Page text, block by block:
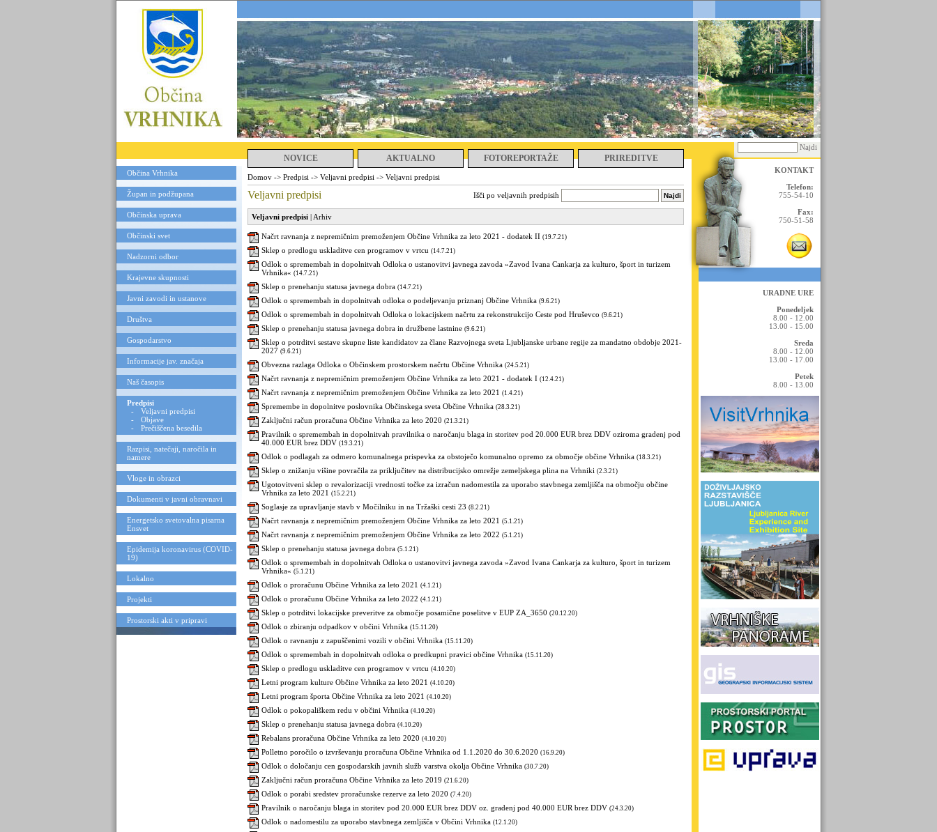
Najdi
NOVICE AKTUALNO FOTOREPORTAŽE PRIREDITVE
Občina Vrhnika
Župan in podžupana
Občinska uprava
Občinski svet
Nadzorni odbor
Krajevne skupnosti
Javni zavodi in ustanove
Društva
Gospodarstvo
Informacije jav. značaja
Naš časopis
Predpisi
-
Veljavni predpisi
-
Objave
-
Prečiščena besedila
Razpisi, natečaji, naročila in
namere
Vloge in obrazci
Dokumenti v javni obravnavi
Energetsko svetovalna pisarna
Ensvet
Epidemija koronavirus (COVID-
19)
Lokalno
Projekti
Prostorski akti v pripravi
Domov -> Predpisi -> Veljavni predpisi -> Veljavni predpisi
Išči po veljavnih predpisih
Veljavni predpisi
Veljavni predpisi | Arhiv
Načrt ravnanja z nepremičnim premoženjem Občine Vrhnika za leto 2021 - dodatek II (19.7.21)
Sklep o predlogu uskladitve cen programov v vrtcu (14.7.21)
Odlok o spremembah in dopolnitvah Odloka o ustanovitvi javnega zavoda »Zavod Ivana Cankarja za kulturo, šport in turizem
Vrhnika« (14.7.21)
Sklep o prenehanju statusa javnega dobra (14.7.21)
Odlok o spremembah in dopolnitvah odloka o podeljevanju priznanj Občine Vrhnika (9.6.21)
Odlok o spremembah in dopolnitvah Odloka o lokacijskem načrtu za rekonstrukcijo Ceste pod Hruševco (9.6.21)
Sklep o prenehanju statusa javnega dobra in družbene lastnine (9.6.21)
Sklep o potrditvi sestave skupne liste kandidatov za člane Razvojnega sveta Ljubljanske urbane regije za mandatno obdobje 2021-
2027 (9.6.21)
Obvezna razlaga Odloka o Občinskem prostorskem načrtu Občine Vrhnika (24.5.21)
Načrt ravnanja z nepremičnim premoženjem Občine Vrhnika za leto 2021 - dodatek I (12.4.21)
Načrt ravnanja z nepremičnim premoženjem Občine Vrhnika za leto 2021 (1.4.21)
Spremembe in dopolnitve poslovnika Občinskega sveta Občine Vrhnika (28.3.21)
Zaključni račun proračuna Občine Vrhnika za leto 2020 (21.3.21)
Pravilnik o spremembah in dopolnitvah pravilnika o naročanju blaga in storitev pod 20.000 EUR brez DDV oziroma gradenj pod
40.000 EUR brez DDV (19.3.21)
Odlok o podlagah za odmero komunalnega prispevka za obstoječo komunalno opremo za območje občine Vrhnika (18.3.21)
Sklep o znižanju višine povračila za priključitev na distribucijsko omrežje zemeljskega plina na Vrhniki (2.3.21)
Ugotovitveni sklep o revalorizaciji vrednosti točke za izračun nadomestila za uporabo stavbnega zemljišča na območju občine
Vrhnika za leto 2021 (15.2.21)
Soglasje za upravljanje stavb v Močilniku in na Tržaški cesti 23 (8.2.21)
Načrt ravnanja z nepremičnim premoženjem Občine Vrhnika za leto 2021 (5.1.21)
Načrt ravnanja z nepremičnim premoženjem Občine Vrhnika za leto 2022 (5.1.21)
Sklep o prenehanju statusa javnega dobra (5.1.21)
Odlok o spremembah in dopolnitvah Odloka o ustanovitvi javnega zavoda »Zavod Ivana Cankarja za kulturo, šport in turizem
Vrhnika« (5.1.21)
Odlok o proračunu Občine Vrhnika za leto 2021 (4.1.21)
Odlok o proračunu Občine Vrhnika za leto 2022 (4.1.21)
Sklep o potrditvi lokacijske preveritve za območje posamične poselitve v EUP ZA_3650 (20.12.20)
Odlok o zbiranju odpadkov v občini Vrhnika (15.11.20)
Odlok o ravnanju z zapuščenimi vozili v občini Vrhnika (15.11.20)
Odlok o spremembah in dopolnitvah odloka o predkupni pravici občine Vrhnika (15.11.20)
Sklep o predlogu uskladitve cen programov v vrtcu (4.10.20)
Letni program kulture Občine Vrhnika za leto 2021 (4.10.20)
Letni program športa Občine Vrhnika za leto 2021 (4.10.20)
Odlok o pokopališkem redu v občini Vrhnika (4.10.20)
Sklep o prenehanju statusa javnega dobra (4.10.20)
Rebalans proračuna Občine Vrhnika za leto 2020 (4.10.20)
Polletno poročilo o izvrševanju proračuna Občine Vrhnika od 1.1.2020 do 30.6.2020 (16.9.20)
Odlok o določanju cen gospodarskih javnih služb varstva okolja Občine Vrhnika (30.7.20)
Zaključni račun proračuna Občine Vrhnika za leto 2019 (21.6.20)
Odlok o porabi sredstev proračunske rezerve za leto 2020 (7.4.20)
Pravilnik o naročanju blaga in storitev pod 20.000 EUR brez DDV oz. gradenj pod 40.000 EUR brez DDV (24.3.20)
Odlok o nadomestilu za uporabo stavbnega zemljišča v Občini Vrhnika (12.1.20)
KONTAKT
Telefon:
755-54-10
Fax:
750-51-58
URADNE URE
Ponedeljek
8.00 - 12.00
13.00 - 15.00
Sreda
8.00 - 12.00
13.00 - 17.00
Petek
8.00 - 13.00